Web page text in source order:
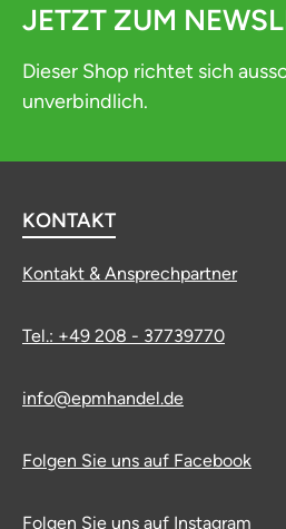
JETZT ZUM
Dieser Shop richtet sich
unverbindlich.
KONTAKT
Kontakt & Ansprechpartner
Tel.: +49 208 - 37739770
info@epmhandel.de
Folgen Sie uns auf Facebook
Folgen Sie uns auf Instagram